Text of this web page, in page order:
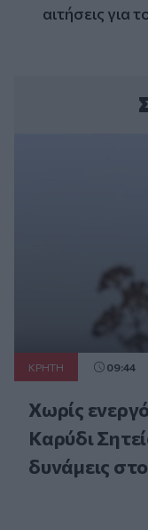
αιτήσεις για
ΚΡΗΤΗ 09:44
Χωρίς
Καρύδι
δυνάμεις